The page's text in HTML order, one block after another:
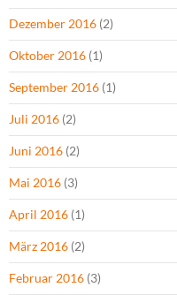
Dezember 2016 (2)
Oktober 2016 (1)
September 2016 (1)
Juli 2016 (2)
Juni 2016 (2)
Mai 2016 (3)
April 2016 (1)
März 2016 (2)
Februar 2016 (3)